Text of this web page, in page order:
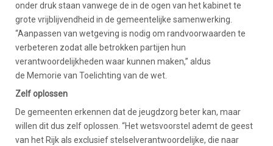
onder druk staan vanwege de in de ogen van het kabinet te
grote vrijblijvendheid in de gemeentelijke samenwerking.
“Aanpassen van wetgeving is nodig om randvoorwaarden te
verbeteren zodat alle betrokken partijen hun
verantwoordelijkheden waar kunnen maken,” aldus
de Memorie van Toelichting van de wet.
Zelf oplossen
De gemeenten erkennen dat de jeugdzorg beter kan, maar
willen dit dus zelf oplossen. “Het wetsvoorstel ademt de geest
van het Rijk als exclusief stelselverantwoordelijke, die naar